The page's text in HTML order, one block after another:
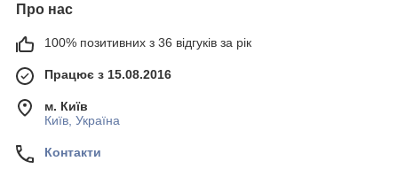
Про нас
100% позитивних з 36 відгуків за рік
Працює з 15.08.2016
м. Київ
Київ, Україна
Контакти